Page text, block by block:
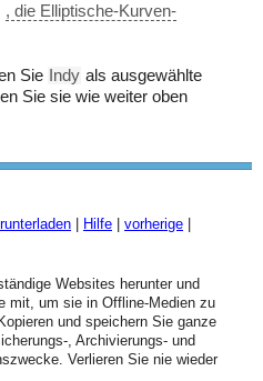
, die Elliptische-Kurven-
Sie Indy als ausgewählte
Sie sie wie weiter oben
Hilfe vorherige
Websites herunter und
mit, um sie in Offline-Medien zu
und speichern Sie ganze
, Archivierungs- und
Verlieren Sie nie wieder